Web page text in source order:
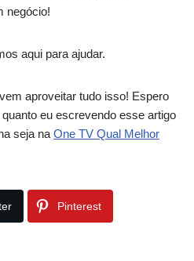
negócio!
aqui para ajudar.
aproveitar tudo isso! Espero
eu escrevendo esse artigo
seja na One TV Qual Melhor
Pinterest